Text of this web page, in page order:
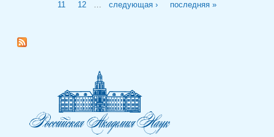
11
12 … следующая › последняя »